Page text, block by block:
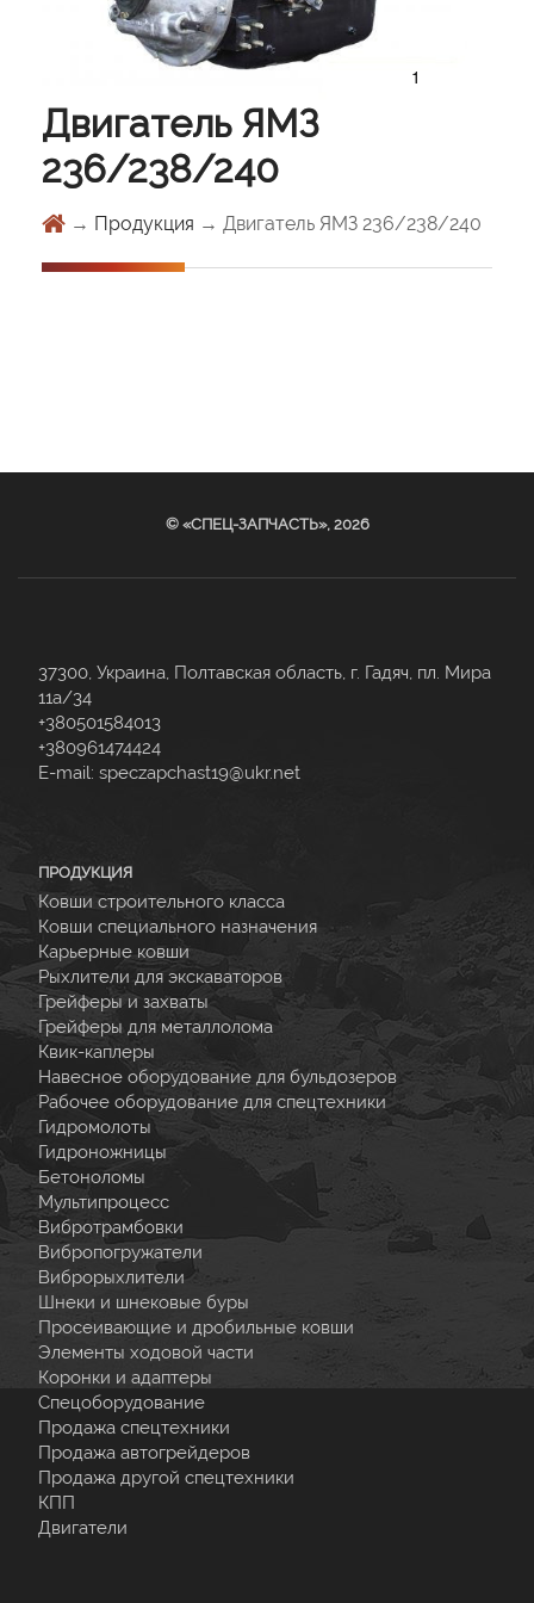
1
Двигатель ЯМЗ
236/238/240
→ Продукция → Двигатель ЯМЗ 236/238/240
© «СПЕЦ-ЗАПЧАСТЬ», 2026
37300, Украина, Полтавская область, г. Гадяч, пл. Мира
11а/34
+380501584013
+380961474424
E-mail: speczapchast19@ukr.net
ПРОДУКЦИЯ
Ковши строительного класса
Ковши специального назначения
Карьерные ковши
Рыхлители для экскаваторов
Грейферы и захваты
Грейферы для металлолома
Квик-каплеры
Навесное оборудование для бульдозеров
Рабочее оборудование для спецтехники
Гидромолоты
Гидроножницы
Бетоноломы
Мультипроцесс
Вибротрамбовки
Вибропогружатели
Виброрыхлители
Шнеки и шнековые буры
Просеивающие и дробильные ковши
Элементы ходовой части
Коронки и адаптеры
Спецоборудование
Продажа спецтехники
Продажа автогрейдеров
Продажа другой спецтехники
КПП
Двигатели